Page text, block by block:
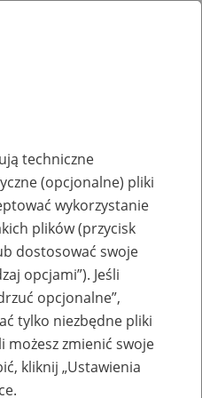
lub
pracy
techniczne
(opcjonalne) pliki
wykorzystanie
plików (przycisk
dostosować swoje
opcjami”). Jeśli
opcjonalne”,
tylko niezbędne pliki
możesz zmienić swoje
kliknij „Ustawienia